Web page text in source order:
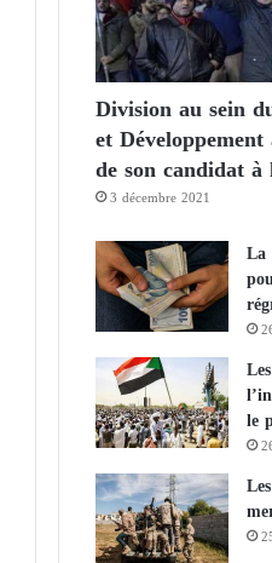
Division au sein
et
de son candidat
3 décembre 2021
La
le